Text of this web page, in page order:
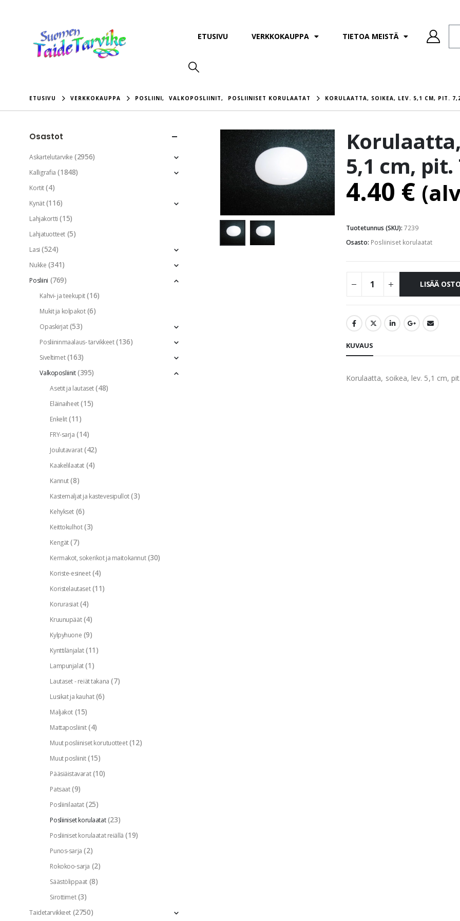
ETUSIVU VERKKOKAUPPA TIETOA MEISTÄ
ETUSIVU VERKKOKAUPPA POSLIINI, VALKOPOSLIINIT, POSLIINISET KORULAATAT KORULAATTA, SOIKEA, LEV. 5,1 CM, PIT.
5,1 cm, pit.
4.40 €
Tuotetunnus (SKU): 7239
Osasto: Posliiniset korulaatat
LISÄÄ
KUVAUS
Korulaatta, soikea, lev. 5,1 cm,
Osastot
Askartelutarvike (2956)
Kalligrafia (1848)
Kortit (4)
Kynät (116)
Lahjakortti (15)
Lahjatuotteet (5)
Lasi (524)
Nukke (341)
Posliini (769)
Kahvi- ja teekupit (16)
Mukit ja kolpakot (6)
Opaskirjat (53)
Posliininmaalaus- tarvikkeet (136)
Siveltimet (163)
Valkoposliinit (395)
Asetit ja lautaset (48)
Eläinaiheet (15)
Enkelit (11)
FRY-sarja (14)
Joulutavarat (42)
Kaakelilaatat (4)
Kannut (8)
Kastemaljat ja kastevesipullot (3)
Kehykset (6)
Keittokulhot (3)
Kengät (7)
Kermakot, sokerikot ja maitokannut (30)
Koriste-esineet (4)
Koristelautaset (11)
Korurasiat (4)
Kruunupäät (4)
Kylpyhuone (9)
Kynttilänjalat (11)
Lampunjalat (1)
Lautaset - reiät takana (7)
Lusikat ja kauhat (6)
Maljakot (15)
Mattaposliinit (4)
Muut posliiniset korutuotteet (12)
Muut posliinit (15)
Pääsiäistavarat (10)
Patsaat (9)
Posliinilaatat (25)
Posliiniset korulaatat (23)
Posliiniset korulaatat reiällä (19)
Punos-sarja (2)
Rokokoo-sarja (2)
Säästölippaat (8)
Sirottimet (3)
Taidetarvikkeet (2750)